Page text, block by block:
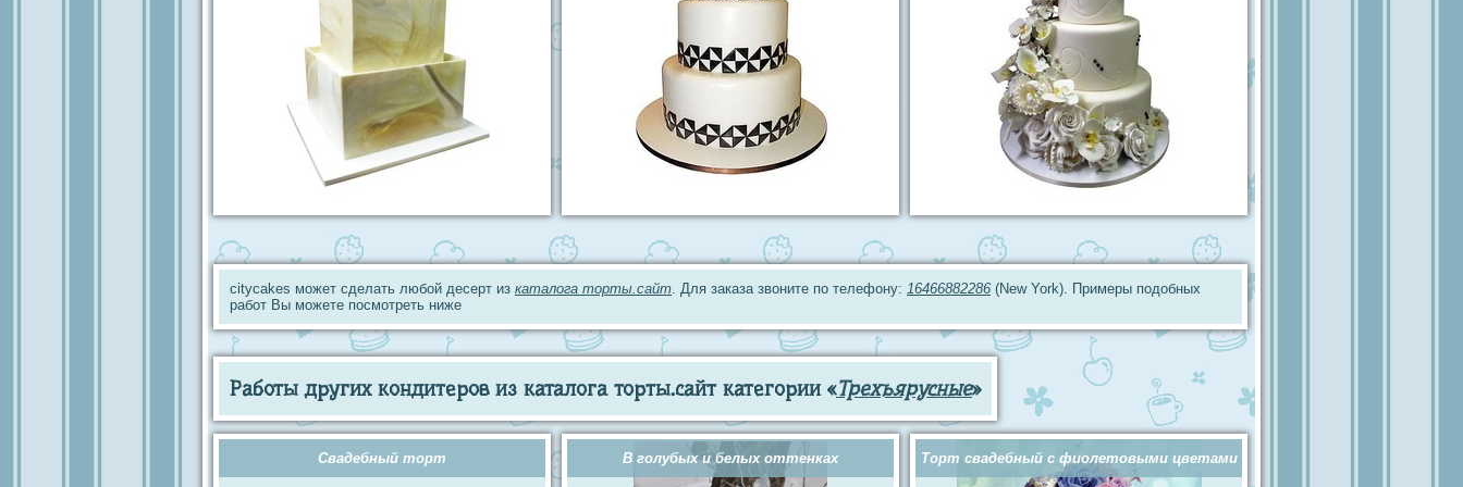
citycakes может сделать любой десерт из каталога торты.сайт. Для заказа звоните по телефону: 16466882286 (New York). Примеры подобных
работ Вы можете посмотреть ниже
Работы других кондитеров из каталога торты.сайт категории «Трехъярусные»
Свадебный торт В голубых и белых оттенках Торт свадебный с фиолетовыми цветами